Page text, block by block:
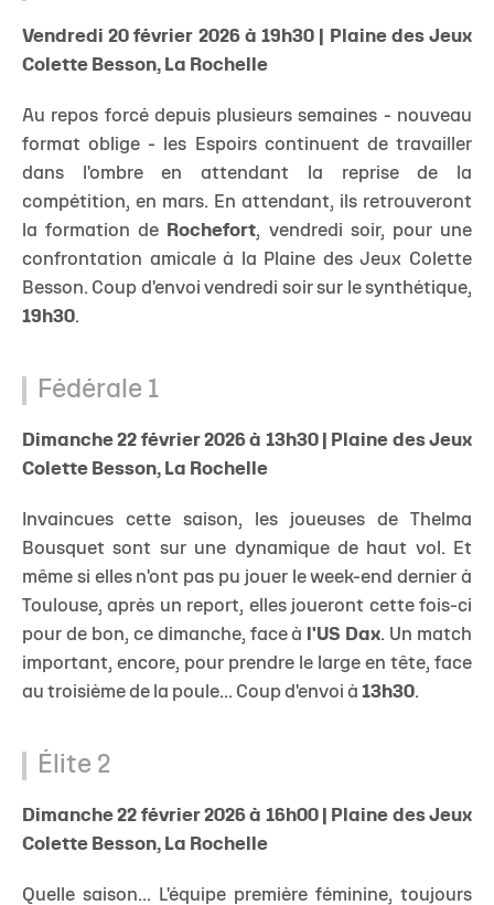
Vendredi 20 février 2026 à 19h30 | Plaine des Jeux
Colette Besson, La Rochelle
Au repos forcé depuis plusieurs semaines - nouveau
format oblige - les Espoirs continuent de travailler
dans l'ombre en attendant la reprise de la
compétition, en mars. En attendant, ils retrouveront
la formation de
Rochefort, vendredi soir, pour une
confrontation amicale à la Plaine des Jeux Colette
Besson. Coup d'envoi vendredi soir sur le synthétique,
19h30.
Fédérale 1
Dimanche 22 février 2026 à 13h30 | Plaine des Jeux
Colette Besson, La Rochelle
Invaincues cette saison, les joueuses de Thelma
Bousquet sont sur une dynamique de haut vol. Et
même si elles n'ont pas pu jouer le week-end dernier à
Toulouse, après un report, elles joueront cette fois-ci
pour de bon, ce dimanche, face à
l'US Dax. Un match
important, encore, pour prendre le large en tête, face
au troisième de la poule... Coup d'envoi à 13h30.
Élite 2
Dimanche 22 février 2026 à 16h00 | Plaine des Jeux
Colette Besson, La Rochelle
Quelle saison... L'équipe première féminine, toujours